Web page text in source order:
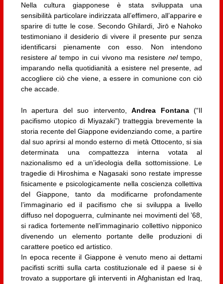
Nella cultura giapponese è stata sviluppata una
sensibilità particolare indirizzata all’effimero, all’apparire e
sparire di tutte le cose. Secondo Ghilardi, Jirō e Nahoko
testimoniano il desiderio di vivere il presente pur senza
identificarsi pienamente con esso. Non intendono
resisterealtempo in cui vivono ma resistere neltempo,
imparando nella quotidianità a esistere nel presente, ad
accogliere ciò che viene, a essere in comunione con ciò
che accade.
In apertura del suo intervento,Andrea Fontana(“Il
pacifismo utopico di Miyazaki”) tratteggia brevemente la
storia recente del Giappone evidenziando come, a partire
dal suo aprirsi al mondo esterno di metà Ottocento, si sia
determinata una compattezza interna votata al
nazionalismo ed a un’ideologia della sottomissione. Le
tragedie di Hiroshima e Nagasaki sono restate impresse
fisicamente e psicologicamente nella coscienza collettiva
del Giappone, tanto da modificarne profondamente
l’immaginario ed il pacifismo che si sviluppa a livello
diffuso nel dopoguerra, culminante nei movimenti del ’68,
si radica fortemente nell’immaginario collettivo nipponico
divenendo un elemento portante delle produzioni di
carattere poetico ed artistico.
In epoca recente il Giappone è venuto meno ai dettami
pacifisti scritti sulla carta costituzionale ed il paese si è
trovato a supportare gli interventi in Afghanistan ed Iraq,